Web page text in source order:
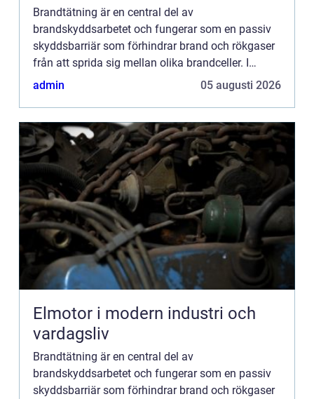
Brandtätning är en central del av
brandskyddsarbetet och fungerar som en passiv
skyddsbarriär som förhindrar brand och rökgaser
från att sprida sig mellan olika brandceller. I
Skåne har betydelsen av effektiv bran...
admin 05 augusti 2026
Elmotor i modern industri och
vardagsliv
Brandtätning är en central del av
brandskyddsarbetet och fungerar som en passiv
skyddsbarriär som förhindrar brand och rökgaser